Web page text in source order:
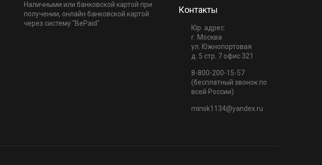
Наличными или банковской картой при
получении, онлайн банковской картой
через систему "BePaid"
Контакты
Юр. адрес:
г. Москва
ул. Южнопортовая
д. 5 стр. 7 офис 321
8-800-200-15-57
(бесплатный звонок по
всей России)
minsk1134@yandex.ru